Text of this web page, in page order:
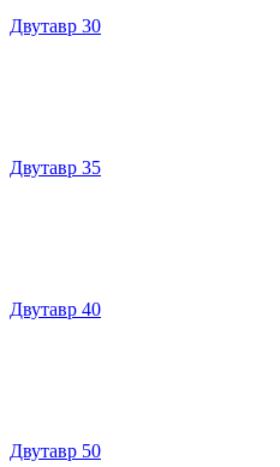
Двутавр 30
Двутавр 35
Двутавр 40
Двутавр 50